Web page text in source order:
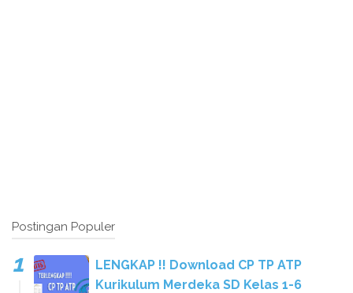
Postingan Populer
LENGKAP !! Download CP TP ATP
Kurikulum Merdeka SD Kelas 1-6